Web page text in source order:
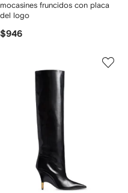
mocasines fruncidos con placa
del logo
$946